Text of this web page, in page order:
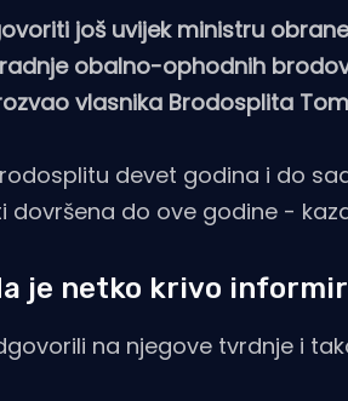
još uvijek ministru
obalno-ophodnih
vlasnika Brodosplita
devet godina i do
do ove godine -
je netko krivo
na njegove tvrdnje i